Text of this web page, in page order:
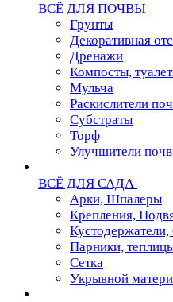
ВСЁ ДЛЯ ПОЧВЫ
Грунты
Декоративная
Дренажи
Компосты,
Мульча
Раскислители
Субстраты
Торф
Улучшители
ВСЁ ДЛЯ САДА
Арки, Шпалеры
Крепления,
Парники,
Сетка
Укрывной